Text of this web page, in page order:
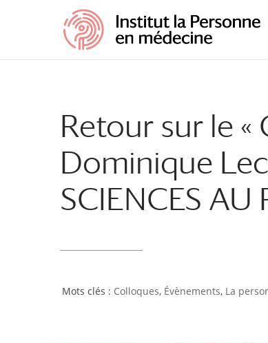
Retour sur le
Dominique
SCIENCES AU
Colloques, Évènements, La